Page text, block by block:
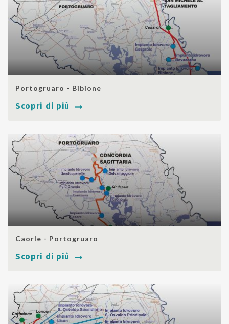
Portogruaro - Bibione
Scopri di più
Caorle - Portogruaro
Scopri di più